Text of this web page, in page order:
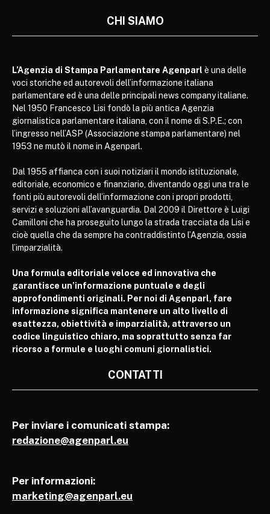
CHI SIAMO
L’Agenzia di Stampa Parlamentare Agenparl è una delle
voci storiche ed autorevoli dell’informazione italiana
parlamentare ed è una delle principali news company italiane.
Nel 1950 Francesco Lisi fondò la più antica Agenzia
giornalistica parlamentare italiana, con il nome di S.P.E.; con
l’ingresso nell’ASP (Associazione stampa parlamentare) nel
1953 ne mutò il nome in Agenparl.
Dal 1955 affianca con i suoi notiziari il mondo istituzionale,
editoriale, economico e finanziario, diventando oggi una tra le
fonti più autorevoli dell’informazione con i propri prodotti,
servizi e soluzioni all’avanguardia. Dal 2009 il Direttore è Luigi
Camilloni che ha proseguito lungo la strada tracciata da Lisi e
cioè quella che da sempre ha contraddistinto l’Agenzia, ossia
l’imparzialità.
Una formula editoriale veloce ed innovativa che
garantisce un’informazione puntuale e degli
approfondimenti originali. Per noi di Agenparl, fare
informazione significa mantenere un alto livello di
esattezza, obiettività e imparzialità, attraverso un
codice linguistico chiaro, ma soprattutto senza far
ricorso a formule e luoghi comuni giornalistici.
CONTATTI
Per inviare i comunicati stampa:
redazione@agenparl.eu
Per informazioni:
marketing@agenparl.eu